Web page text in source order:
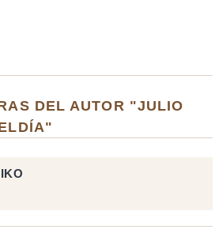
DEL AUTOR "JULIO